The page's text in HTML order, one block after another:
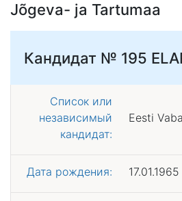
Jõgeva- ja Tartumaa
Кандидат № 195
Список или
независимый
кандидат:
Eesti
Дата рождения: 17.01.1965